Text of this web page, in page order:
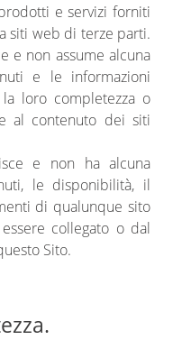
e servizi forniti
siti web di terze parti.
e non assume alcuna
e le informazioni
loro completezza o
al contenuto dei siti
e non ha alcuna
le disponibilità, il
di qualunque sito
collegato o dal
Sito.